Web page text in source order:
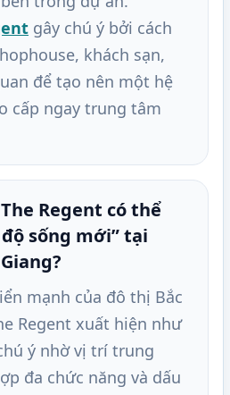
gây chú ý bởi cách
khách sạn,
để tạo nên một hệ
cấp ngay trung tâm
Regent có thể
sống mới” tại
mạnh của đô thị Bắc
Regent xuất hiện như
ý nhờ vị trí trung
đa chức năng và dấu